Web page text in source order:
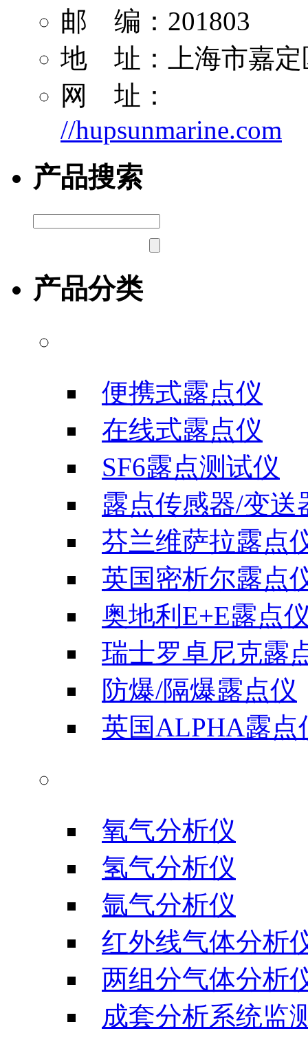
邮 编：201803
地 址：上海市嘉定
网 址：
//hupsunmarine.com
产品搜索
产品分类
便携式露点仪
在线式露点仪
SF6露点测试仪
露点传感器/变送
芬兰维萨拉露点
英国密析尔露点
奥地利E+E露点
瑞士罗卓尼克露
防爆/隔爆露点仪
英国ALPHA露点
氧气分析仪
氢气分析仪
氩气分析仪
红外线气体分析
两组分气体分析
成套分析系统监